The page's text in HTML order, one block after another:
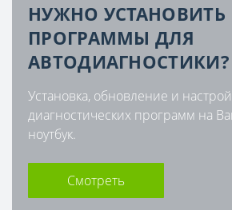
НУЖНО УСТАНОВИТЬ
ПРОГРАММЫ ДЛЯ
АВТОДИАГНОСТИКИ?
Установка, обновление и
диагностических программ на
ноутбук.
Смотреть